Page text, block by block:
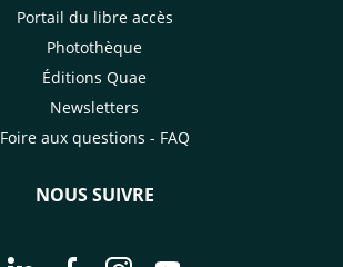
Portail du libre accès
Photothèque
Éditions Quae
Newsletters
Foire aux questions - FAQ
NOUS SUIVRE